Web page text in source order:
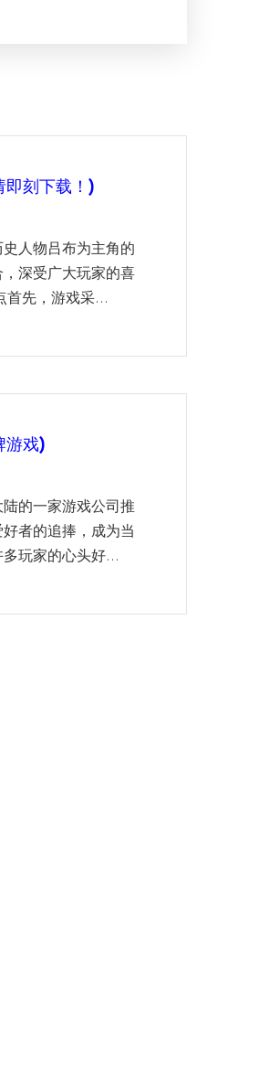
即刻下载！)
人物吕布为主角的
深受广大玩家的喜
首先，游戏采...
游戏)
的一家游戏公司推
者的追捧，成为当
玩家的心头好...